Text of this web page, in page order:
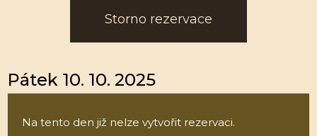
Storno rezervace
Pátek 10. 10. 2025
Na tento den již nelze vytvořit rezervaci.